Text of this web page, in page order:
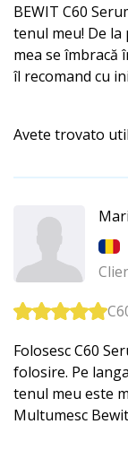
BEWIT C60
tenul meu! De la
mea se îmbracă
îl recomand cu
Avete trovato
Folosesc C60
folosire. Pe
tenul meu este
Multumesc